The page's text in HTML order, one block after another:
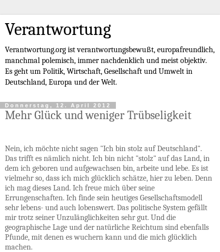
Verantwortung
Verantwortung.org ist verantwortungsbewußt, europafreundlich,
manchmal polemisch, immer nachdenklich und meist objektiv.
Es geht um Politik, Wirtschaft, Gesellschaft und Umwelt in
Deutschland, Europa und der Welt.
Donnerstag, 12. April 2012
Mehr Glück und weniger Trübseligkeit
Nein, ich möchte nicht sagen "Ich bin stolz auf Deutschland".
Das trifft es nämlich nicht. Ich bin nicht "stolz" auf das Land, in
dem ich geboren und aufgewachsen bin, arbeite und lebe. Es ist
vielmehr so, dass ich mich glücklich schätze, hier zu leben. Denn
ich mag dieses Land. Ich freue mich über seine
Errungenschaften. Ich finde sein heutiges Gesellschaftsmodell
sehr lebens- und auch lobenswert. Das politische System gefällt
mir trotz seiner Unzulänglichkeiten sehr gut. Und die
geographische Lage und der natürliche Reichtum sind ebenfalls
Pfunde, mit denen es wuchern kann und die mich glücklich
machen.